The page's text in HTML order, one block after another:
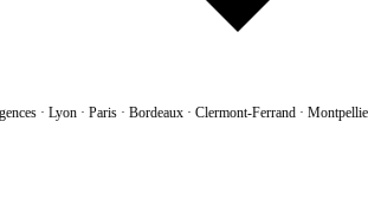
·Lyon · Paris · Bordeaux · Clermont-Ferrand · Montpellier